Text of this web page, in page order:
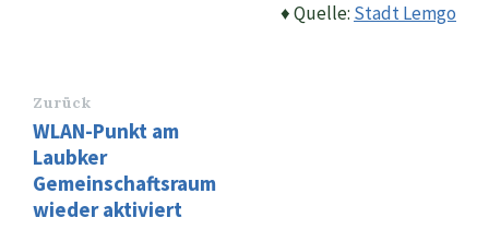
♦ Quelle: Stadt Lemgo
Zurück
WLAN-Punkt am
Laubker
Gemeinschaftsraum
wieder aktiviert